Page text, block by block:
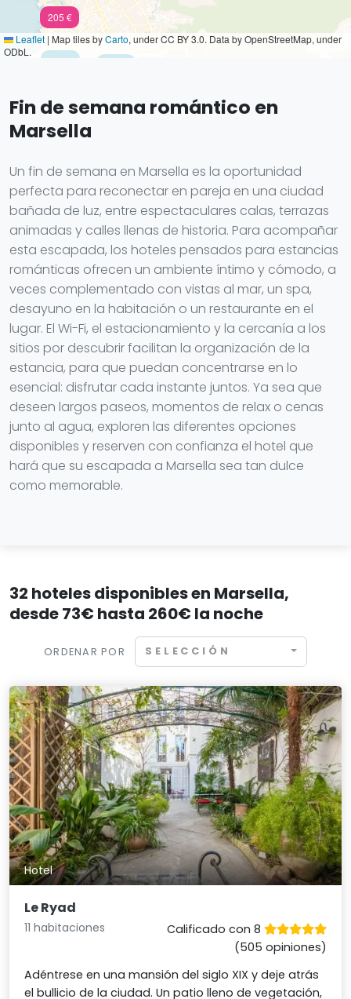
205 €
192 €
Leaflet | Map tiles byCarto, under CC BY 3.0. Data by OpenStreetMap, under
ODbL.
Fin de semana romántico en
Marsella
Un fin de semana en Marsella es la oportunidad
perfecta para reconectar en pareja en una ciudad
bañada de luz, entre espectaculares calas, terrazas
animadas y calles llenas de historia. Para acompañar
esta escapada, los hoteles pensados para estancias
románticas ofrecen un ambiente íntimo y cómodo, a
veces complementado con vistas al mar, un spa,
desayuno en la habitación o un restaurante en el
lugar. El Wi-Fi, el estacionamiento y la cercanía a los
sitios por descubrir facilitan la organización de la
estancia, para que puedan concentrarse en lo
esencial: disfrutar cada instante juntos. Ya sea que
deseen largos paseos, momentos de relax o cenas
junto al agua, exploren las diferentes opciones
disponibles y reserven con confianza el hotel que
hará que su escapada a Marsella sea tan dulce
como memorable.
32 hoteles disponibles en Marsella,
desde 73€ hasta 260€ la noche
ORDENAR POR SELECCIÓN
Hotel
Le Ryad
11 habitaciones
Calificado con 8
(505 opiniones)
Adéntrese en una mansión del siglo XIX y deje atrás
el bullicio de la ciudad. Un patio lleno de vegetación,